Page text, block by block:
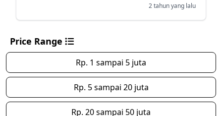
2 tahun yang lalu
Price Range
Rp. 1 sampai 5 juta
Rp. 5 sampai 20 juta
Rp. 20 sampai 50 juta